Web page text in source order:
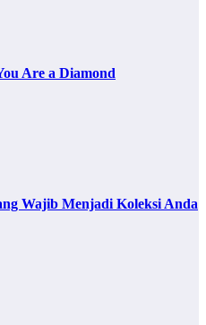
Are a Diamond
Wajib Menjadi Koleksi Anda